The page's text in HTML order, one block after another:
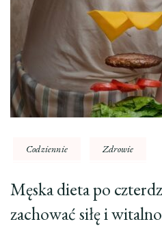
Codziennie Zdrowie
Męska dieta po
zachować siłę i